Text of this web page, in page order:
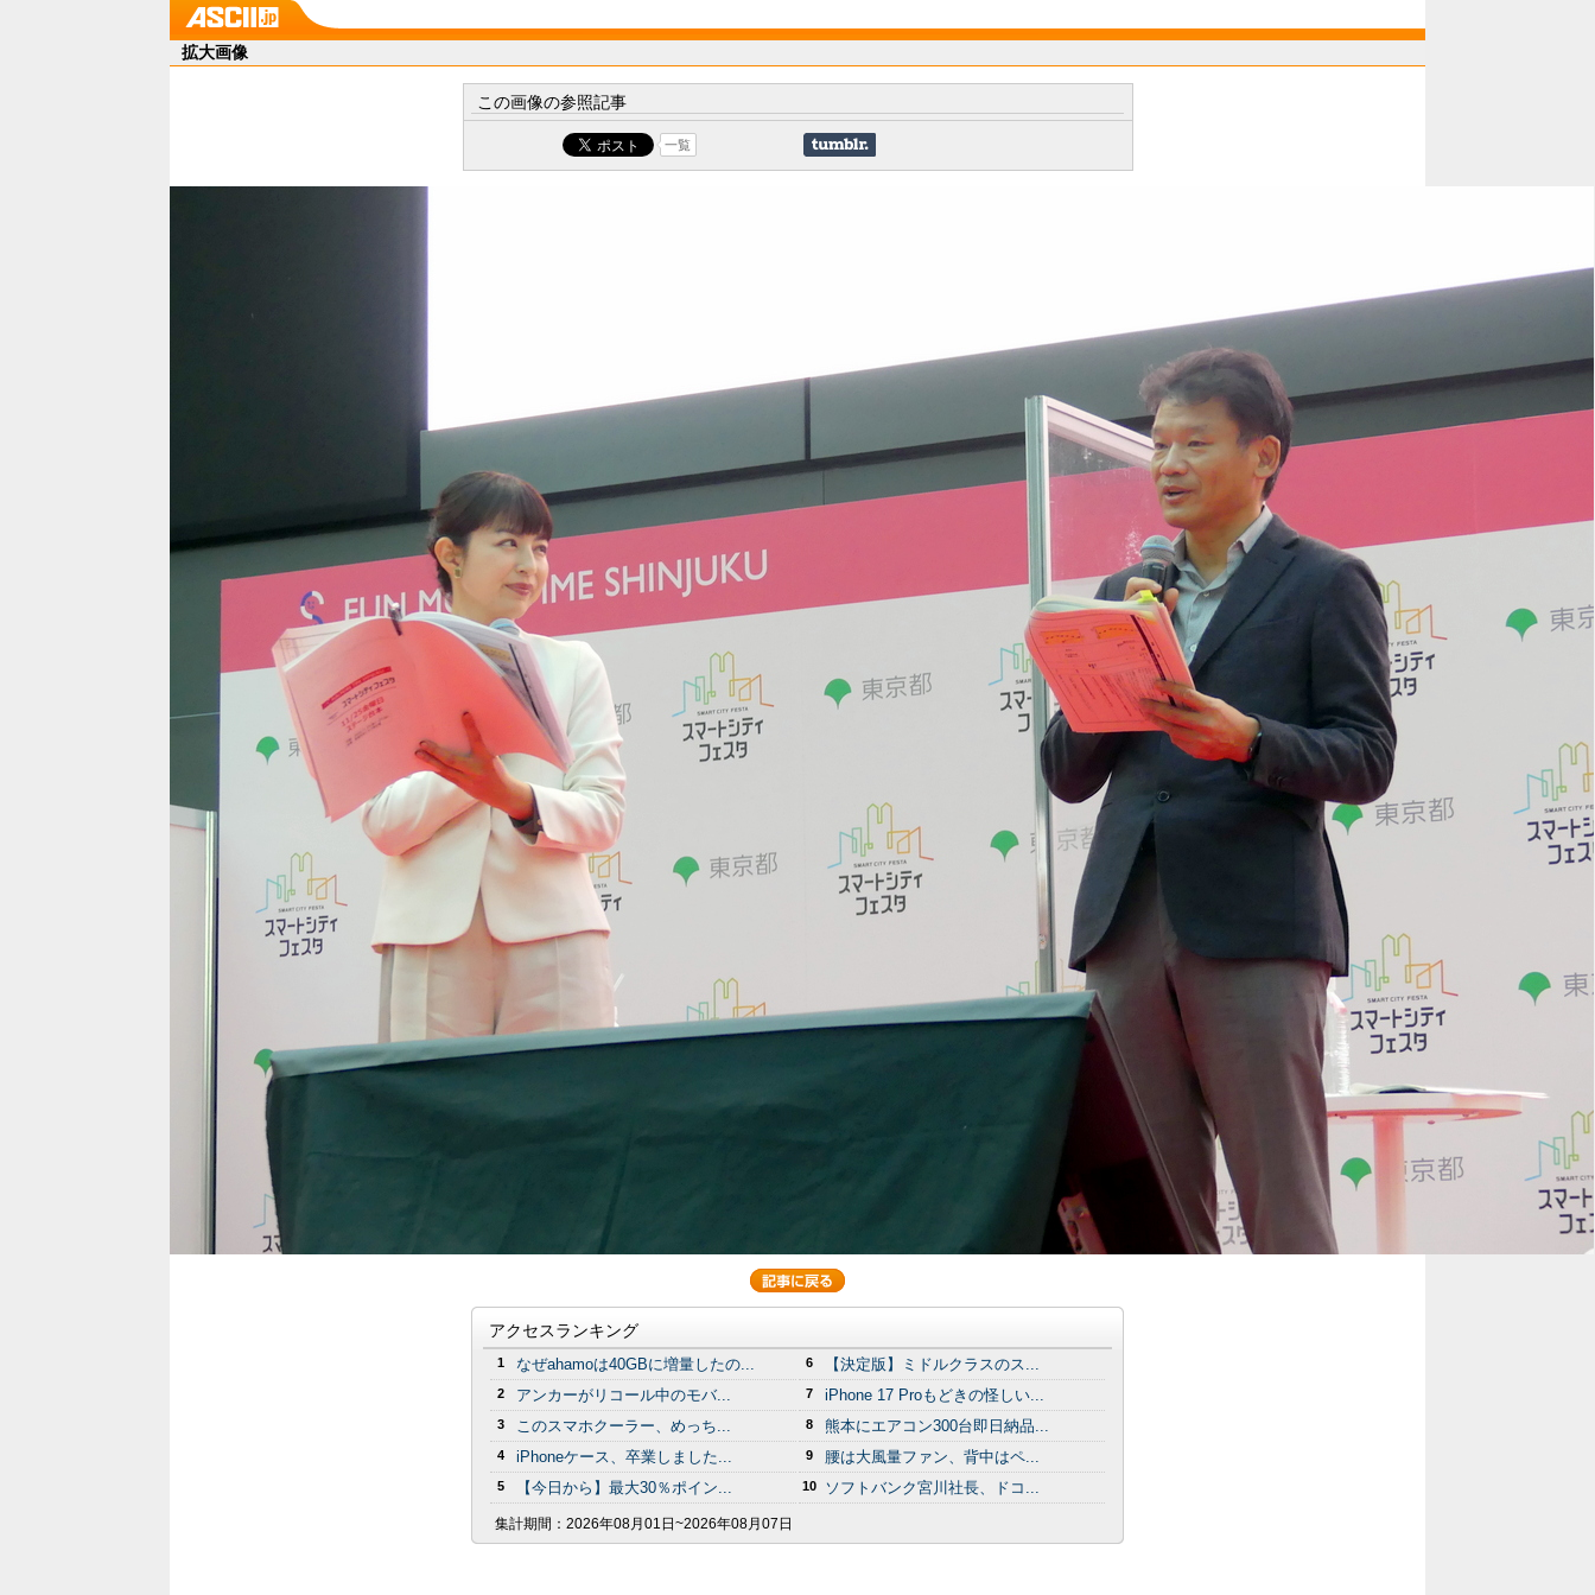
拡大画像
この画像の参照記事
一覧
アクセスランキング
1 なぜahamoは40GBに増量したの...
2 アンカーがリコール中のモバ...
3 このスマホクーラー、めっち...
4 iPhoneケース、卒業しました...
5 【今日から】最大30％ポイン...
6 【決定版】ミドルクラスのス...
7 iPhone 17 Proもどきの怪しい...
8 熊本にエアコン300台即日納品...
9 腰は大風量ファン、背中はペ...
10 ソフトバンク宮川社長、ドコ...
集計期間： 2026年08月01日~2026年08月07日